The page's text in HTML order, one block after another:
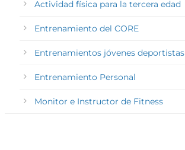
Actividad física para la tercera edad
Entrenamiento del CORE
Entrenamientos jóvenes deportistas
Entrenamiento Personal
Monitor e Instructor de Fitness